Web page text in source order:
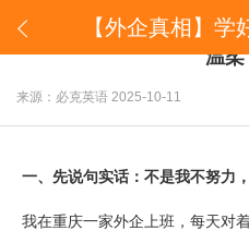

【外企真相】学好英语
温柔
来源：必克英语 2025-10-11
一、先说句实话：不是我不努力
我在重庆一家外企上班，每天对